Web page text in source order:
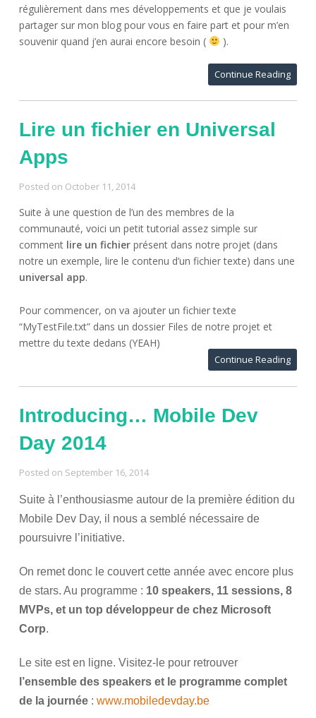
régulièrement dans mes développements et que je voulais
partager sur mon blog pour vous en faire part et pour m’en
souvenir quand j’en aurai encore besoin (
).
Continue Reading
Lire un fichier en Universal
Apps
Posted on October 11, 2014
Suite à une question de l’un des membres de la
communauté, voici un petit tutorial assez simple sur
comment lire un fichierprésent dans notre projet (dans
notre un exemple, lire le contenu d’un fichier texte) dans une
universal app.
Pour commencer, on va ajouter un fichier texte
“MyTestFile.txt” dans un dossier Files de notre projet et
mettre du texte dedans (YEAH)
Continue Reading
Introducing… Mobile Dev
Day 2014
Posted on September 16, 2014
Suite à l’enthousiasme autour de la première édition du
Mobile Dev Day, il nous a semblé nécessaire de
poursuivre l’initiative.
On remet donc le couvert cette année avec encore plus
de stars. Au programme : 10 speakers, 11 sessions, 8
MVPs, et un top développeur de chez Microsoft
Corp.
Le site est en ligne. Visitez-le pour retrouver
l’ensemble des speakers et le programme complet
de la journée: www.mobiledevday.be